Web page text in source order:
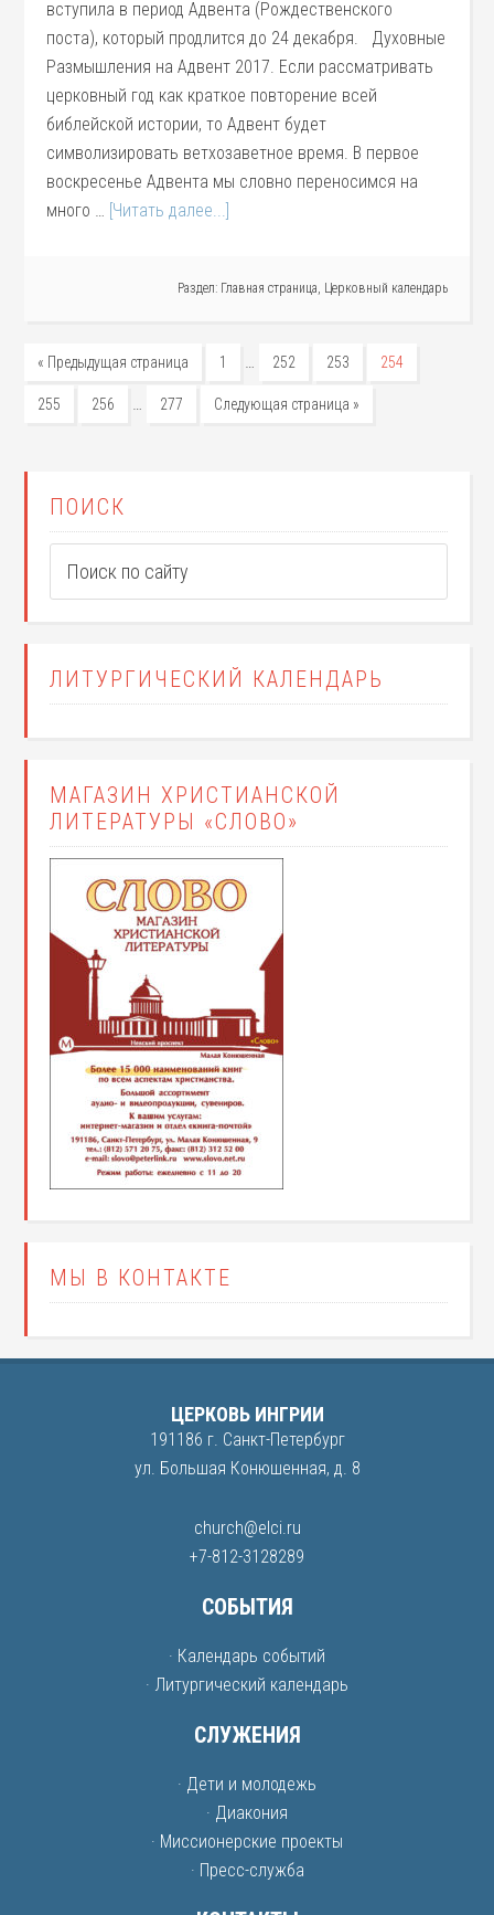
вступила в период Адвента (Рождественского
поста), который продлится до 24 декабря. Духовные
Размышления на Адвент 2017. Если рассматривать
церковный год как краткое повторение всей
библейской истории, то Адвент будет
символизировать ветхозаветное время. В первое
воскресенье Адвента мы словно переносимся на
много … [Читать далее...]
Раздел: Главная страница, Церковный календарь
« Предыдущая страница 1 … 252 253 254
255 256 … 277 Следующая страница »
ПОИСК
ЛИТУРГИЧЕСКИЙ КАЛЕНДАРЬ
МАГАЗИН ХРИСТИАНСКОЙ
ЛИТЕРАТУРЫ «СЛОВО»
МЫ В КОНТАКТЕ
ЦЕРКОВЬ ИНГРИИ
191186 г. Санкт-Петербург
ул. Большая Конюшенная, д. 8
church@elci.ru
+7-812-3128289
СОБЫТИЯ
· Календарь событий
· Литургический календарь
СЛУЖЕНИЯ
· Дети и молодежь
· Диакония
· Миссионерские проекты
· Пресс-служба